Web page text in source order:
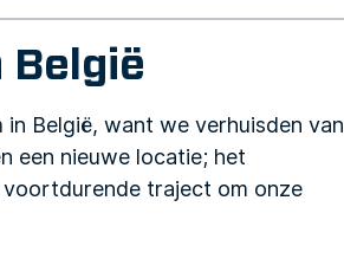
België, want we verhuisden van
een nieuwe locatie; het
traject om onze